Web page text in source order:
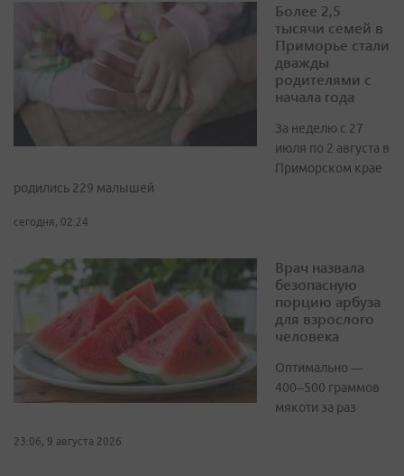
Более 2,5
тысячи семей в
Приморье стали
дважды
родителями с
начала года
За неделю с 27
июля по 2 августа в
Приморском крае
родились 229 малышей
сегодня, 02:24
Врач назвала
безопасную
порцию арбуза
для взрослого
человека
Оптимально —
400–500 граммов
мякоти за раз
23:06, 9 августа 2026